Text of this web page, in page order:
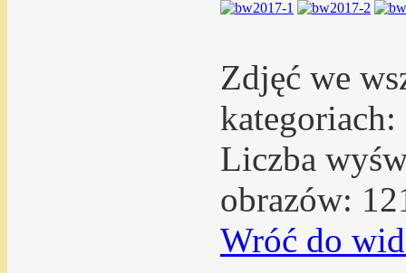
Zdjęć we
kategoriach:
Liczba
obrazów:
Wróć do